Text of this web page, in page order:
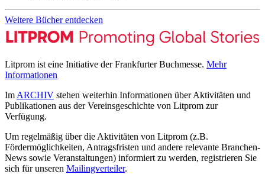
Weitere Bücher entdecken
Litprom ist eine Initiative der Frankfurter Buchmesse. Mehr
Informationen
Im ARCHIV stehen weiterhin Informationen über Aktivitäten und
Publikationen aus der Vereinsgeschichte von Litprom zur
Verfügung.
Um regelmäßig über die Aktivitäten von Litprom (z.B.
Fördermöglichkeiten, Antragsfristen und andere relevante Branchen-
News sowie Veranstaltungen) informiert zu werden, registrieren Sie
sich für unseren Mailingverteiler.